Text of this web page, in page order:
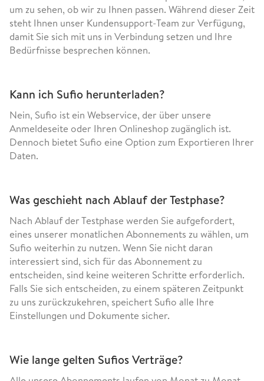
um zu sehen, ob wir zu Ihnen passen. Während dieser Zeit
steht Ihnen unser Kundensupport-Team zur Verfügung,
damit Sie sich mit uns in Verbindung setzen und Ihre
Bedürfnisse besprechen können.
Kann ich Sufio herunterladen?
Nein, Sufio ist ein Webservice, der über unsere
Anmeldeseite oder Ihren Onlineshop zugänglich ist.
Dennoch bietet Sufio eine Option zum Exportieren Ihrer
Daten.
Was geschieht nach Ablauf der Testphase?
Nach Ablauf der Testphase werden Sie aufgefordert,
eines unserer monatlichen Abonnements zu wählen, um
Sufio weiterhin zu nutzen. Wenn Sie nicht daran
interessiert sind, sich für das Abonnement zu
entscheiden, sind keine weiteren Schritte erforderlich.
Falls Sie sich entscheiden, zu einem späteren Zeitpunkt
zu uns zurückzukehren, speichert Sufio alle Ihre
Einstellungen und Dokumente sicher.
Wie lange gelten Sufios Verträge?